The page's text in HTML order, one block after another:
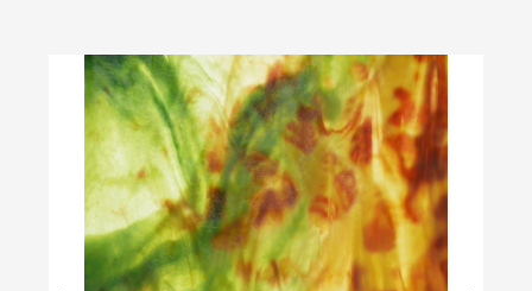
Produktgalerie überspringen